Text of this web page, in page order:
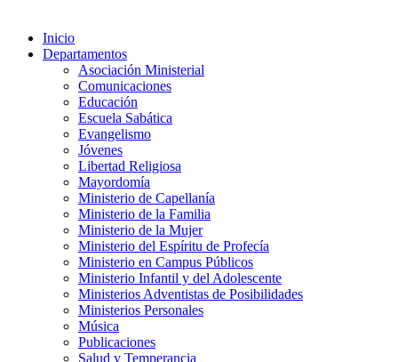
Inicio
Departamentos
Asociación Ministerial
Comunicaciones
Educación
Escuela Sabática
Evangelismo
Jóvenes
Libertad Religiosa
Mayordomía
Ministerio de Capellanía
Ministerio de la Familia
Ministerio de la Mujer
Ministerio del Espíritu de Profecía
Ministerio en Campus Públicos
Ministerio Infantil y del Adolescente
Ministerios Adventistas de Posibilidades
Ministerios Personales
Música
Publicaciones
Salud y Temperancia